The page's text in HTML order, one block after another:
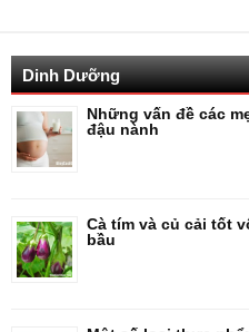
Dinh Dưỡng
Những vấn đề các
đậu nành
Cà tím và củ cải tốt
bầu